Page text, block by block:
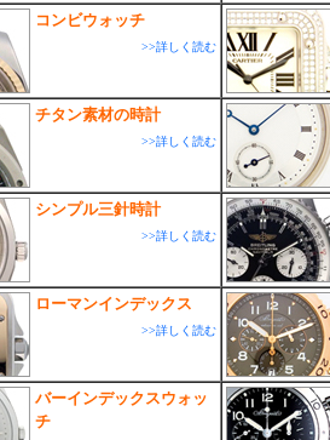
コンビウォッチ
>>詳しく読む
チタン素材の時計
>>詳しく読む
シンプル三針時計
>>詳しく読む
ローマンインデックス
>>詳しく読む
バーインデックスウォッ
チ